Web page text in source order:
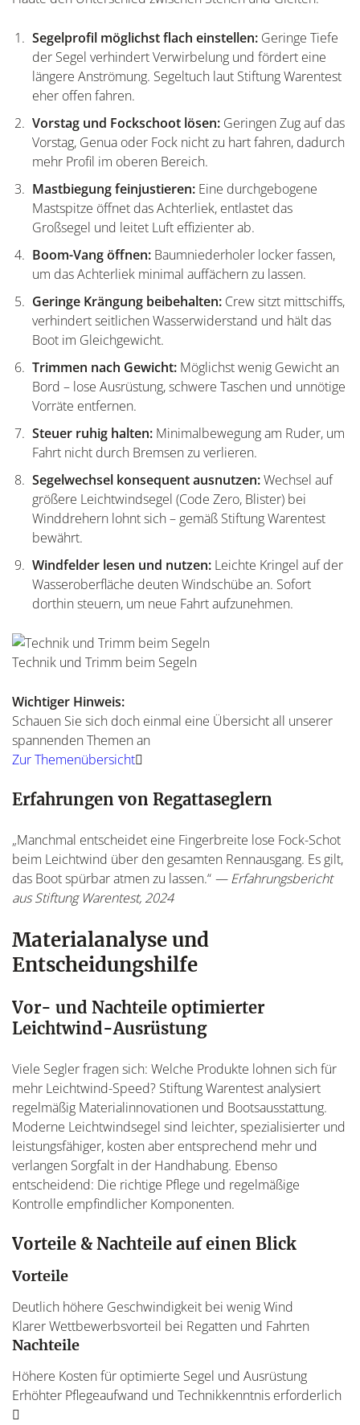
Segelprofil möglichst flach einstellen: Geringe Tiefe
der Segel verhindert Verwirbelung und fördert eine
längere Anströmung. Segeltuch laut Stiftung Warentest
eher offen fahren.
Vorstag und Fockschoot lösen: Geringen Zug auf das
Vorstag, Genua oder Fock nicht zu hart fahren, dadurch
mehr Profil im oberen Bereich.
Mastbiegung feinjustieren: Eine durchgebogene
Mastspitze öffnet das Achterliek, entlastet das
Großsegel und leitet Luft effizienter ab.
Boom-Vang öffnen: Baumniederholer locker fassen,
um das Achterliek minimal auffächern zu lassen.
Geringe Krängung beibehalten: Crew sitzt mittschiffs,
verhindert seitlichen Wasserwiderstand und hält das
Boot im Gleichgewicht.
Trimmen nach Gewicht: Möglichst wenig Gewicht an
Bord – lose Ausrüstung, schwere Taschen und unnötige
Vorräte entfernen.
Steuer ruhig halten: Minimalbewegung am Ruder, um
Fahrt nicht durch Bremsen zu verlieren.
Segelwechsel konsequent ausnutzen:Wechsel auf
größere Leichtwindsegel (Code Zero, Blister) bei
Winddrehern lohnt sich – gemäß Stiftung Warentest
bewährt.
Windfelder lesen und nutzen: Leichte Kringel auf der
Wasseroberfläche deuten Windschübe an. Sofort
dorthin steuern, um neue Fahrt aufzunehmen.
Technik und Trimm beim Segeln
Wichtiger Hinweis:
Schauen Sie sich doch einmal eine Übersicht all unserer
spannenden Themen an
Zur Themenübersicht
Erfahrungen von Regattaseglern
„Manchmal entscheidet eine Fingerbreite lose Fock-Schot
beim Leichtwind über den gesamten Rennausgang. Es gilt,
das Boot spürbar atmen zu lassen.“ — Erfahrungsbericht
aus Stiftung Warentest, 2024
Materialanalyse und
Entscheidungshilfe
Vor- und Nachteile optimierter
Leichtwind-Ausrüstung
Viele Segler fragen sich: Welche Produkte lohnen sich für
mehr Leichtwind-Speed? Stiftung Warentest analysiert
regelmäßig Materialinnovationen und Bootsausstattung.
Moderne Leichtwindsegel sind leichter, spezialisierter und
leistungsfähiger, kosten aber entsprechend mehr und
verlangen Sorgfalt in der Handhabung. Ebenso
entscheidend: Die richtige Pflege und regelmäßige
Kontrolle empfindlicher Komponenten.
Vorteile & Nachteile auf einen Blick
Vorteile
Deutlich höhere Geschwindigkeit bei wenig Wind
Klarer Wettbewerbsvorteil bei Regatten und Fahrten
Nachteile
Höhere Kosten für optimierte Segel und Ausrüstung
Erhöhter Pflegeaufwand und Technikkenntnis erforderlich